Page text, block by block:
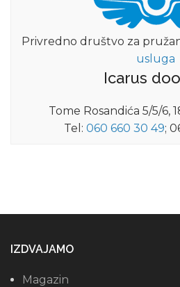
Privredno društvo za
usluga
Icarus
Tome Rosandića 5/5/6,
Tel: 060 660 30 49;
IZDVAJAMO
Magazin